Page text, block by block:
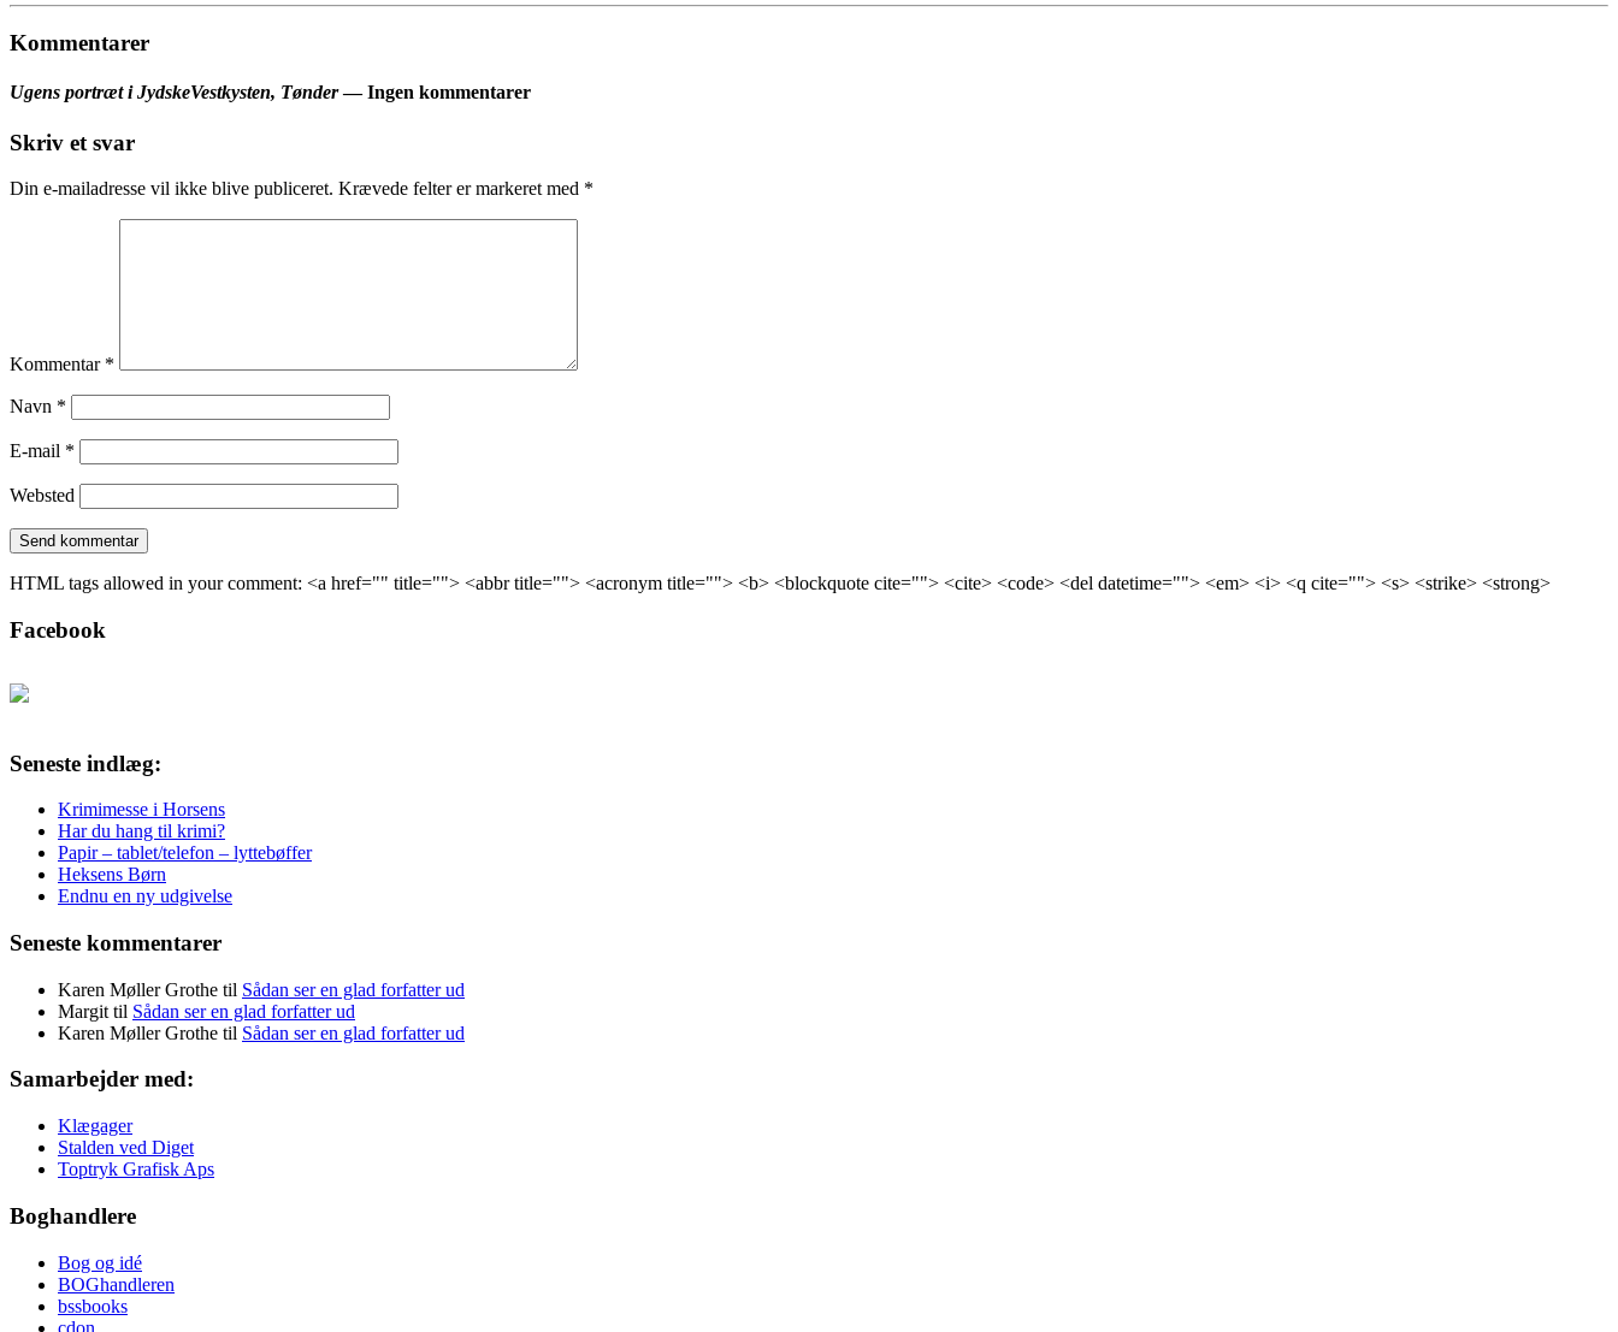
Kommentarer
Ugens portræt i JydskeVestkysten, Tønder— Ingen kommentarer
Skriv et svar
Din e-mailadresse vil ikke blive publiceret. Krævede felter er markeret med *
Kommentar *
Navn *
E-mail *
Websted
HTML tags allowed in your comment: <a href="" title=""> <abbr title=""> <acronym title=""> <b> <blockquote cite=""> <cite> <code> <del datetime=""> <em> <i> <q cite=""> <s> <strike> <strong>
Facebook
Seneste indlæg:
Krimimesse i Horsens
Har du hang til krimi?
Papir – tablet/telefon – lyttebøffer
Heksens Børn
Endnu en ny udgivelse
Seneste kommentarer
Karen Møller Grothe til Sådan ser en glad forfatter ud
Margit til Sådan ser en glad forfatter ud
Karen Møller Grothe til Sådan ser en glad forfatter ud
Samarbejder med:
Klægager
Stalden ved Diget
Toptryk Grafisk Aps
Boghandlere
Bog og idé
BOGhandleren
bssbooks
cdon